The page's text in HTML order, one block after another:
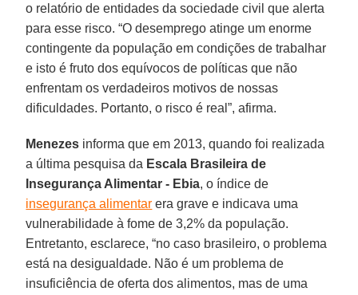
o relatório de entidades da sociedade civil que alerta
para esse risco. “O desemprego atinge um enorme
contingente da população em condições de trabalhar
e isto é fruto dos equívocos de políticas que não
enfrentam os verdadeiros motivos de nossas
dificuldades. Portanto, o risco é real”, afirma.
Menezes informa que em 2013, quando foi realizada
a última pesquisa da Escala Brasileira de
Insegurança Alimentar - Ebia, o índice de
insegurança alimentar era grave e indicava uma
vulnerabilidade à fome de 3,2% da população.
Entretanto, esclarece, “no caso brasileiro, o problema
está na desigualdade. Não é um problema de
insuficiência de oferta dos alimentos, mas de uma